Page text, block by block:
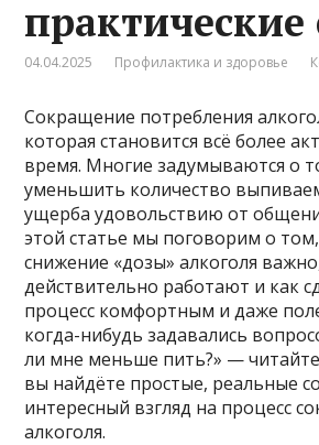
практические
04.04.2025 Профилактика и здоровье
Сокращение потребления
которая становится всё более
время. Многие задумываются о
уменьшить количество
ущерба удовольствию от
этой статье мы поговорим о
снижение «дозы» алкоголя
действительно работают и как
процесс комфортным и даже
когда-нибудь задавались
ли мне меньше пить?» —
вы найдёте простые, реальные
интересный взгляд на процесс
алкоголя.